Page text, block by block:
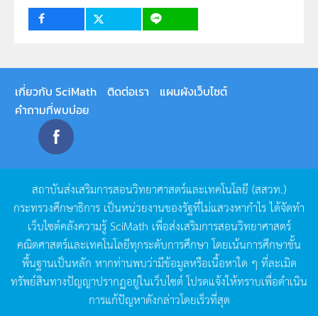
เกี่ยวกับ SciMath ติดต่อเรา
แผนผังเว็บไซต์
คำถามที่พบบ่อย
สถาบันส่งเสริมการสอนวิทยาศาสตร์และเทคโนโลยี (สสวท.)
กระทรวงศึกษาธิการ เป็นหน่วยงานของรัฐที่ไม่แสวงหากำไรได้จัดทำ
เว็บไซต์คลังความรู้SciMath เพื่อส่งเสริมการสอนวิทยาศาสตร์
คณิตศาสตร์และเทคโนโลยีทุกระดับการศึกษา โดยเน้นการศึกษาขั้น
พื้นฐานเป็นหลัก หากท่านพบว่ามีข้อมูลหรือเนื้อหาใด ๆ ที่ละเมิด
ทรัพย์สินทางปัญญาปรากฏอยู่ในเว็บไซต์โปรดแจ้งให้ทราบเพื่อดำเนิน
การแก้ปัญหาดังกล่าวโดยเร็วที่สุด